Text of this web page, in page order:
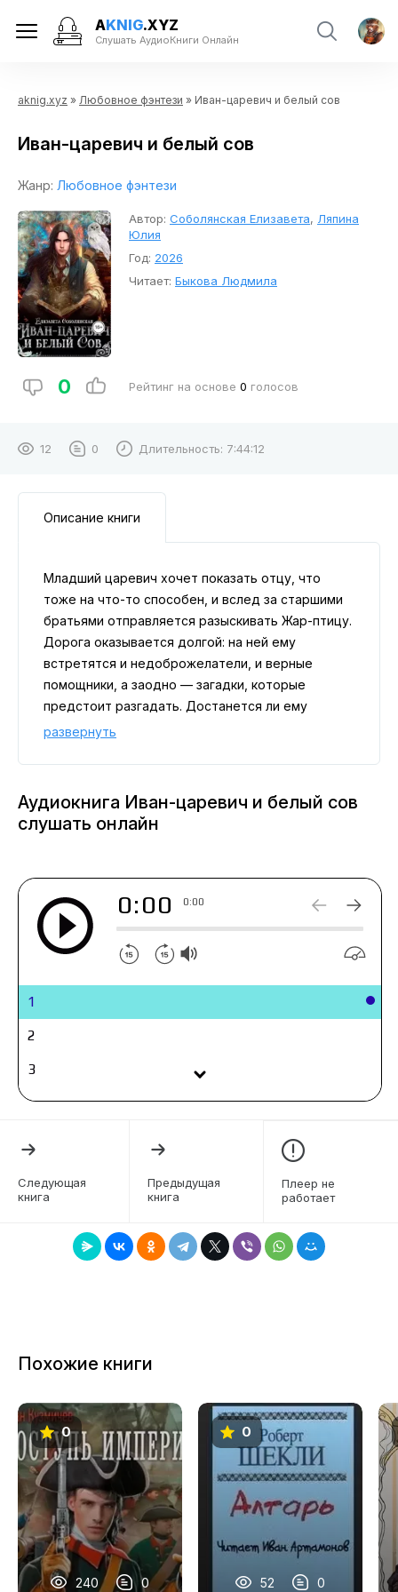
AKNIG.XYZ
Слушать АудиоКниги Онлайн
aknig.xyz » Любовное фэнтези » Иван-царевич и белый сов
Иван-царевич и белый сов
Жанр: Любовное фэнтези
Автор: Соболянская Елизавета, Ляпина
Юлия
Год: 2026
Читает: Быкова Людмила
0 Рейтинг на основе 0 голосов
12 0 Длительность: 7:44:12
Описание книги
Младший царевич хочет показать отцу, что
тоже на что-то способен, и вслед за старшими
братьями отправляется разыскивать Жар-птицу.
Дорога оказывается долгой: на ней ему
встретятся и недоброжелатели, и верные
помощники, а заодно — загадки, которые
предстоит разгадать. Достанется ли ему
награда? Кто знает! Но испытания уже совсем
развернуть
Аудиокнига Иван-царевич и белый сов
слушать онлайн
0:00 0:00
1
2
3
4
7
12
13
14
15
16
17
18
Следующая
книга
Предыдущая
книга
Плеер не
работает
Похожие книги
0
240 0
0
52 0